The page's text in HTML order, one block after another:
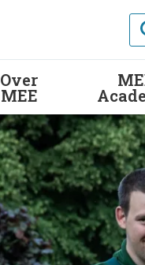
Over
MEE